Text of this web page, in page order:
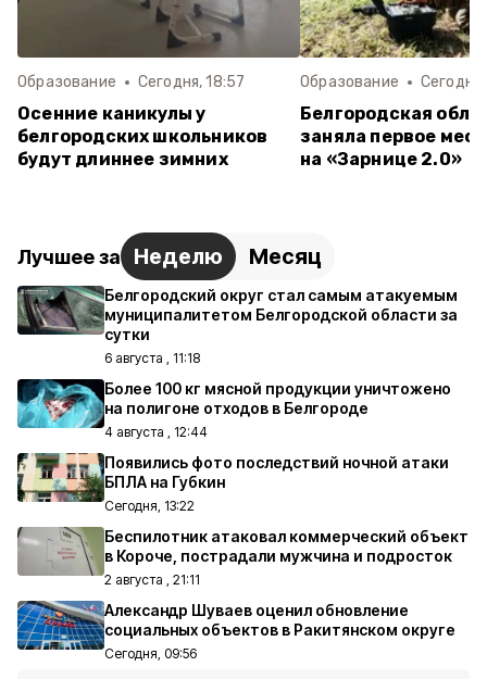
Образование Сегодня, 18:57
Осенние каникулы у
белгородских школьников
будут длиннее зимних
Образование
Белгородская
заняла первое
на «Зарнице 2.0»
Лучшее за Неделю Месяц
Белгородский округ стал самым атакуемым
муниципалитетом Белгородской области за
сутки
6 августа , 11:18
Более 100 кг мясной продукции уничтожено
на полигоне отходов в Белгороде
4 августа , 12:44
Появились фото последствий ночной атаки
БПЛА на Губкин
Сегодня, 13:22
Беспилотник атаковал коммерческий объект
в Короче, пострадали мужчина и подросток
2 августа , 21:11
Александр Шуваев оценил обновление
социальных объектов в Ракитянском округе
Сегодня, 09:56